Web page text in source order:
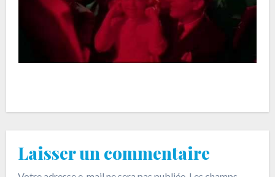
Laisser un commentaire